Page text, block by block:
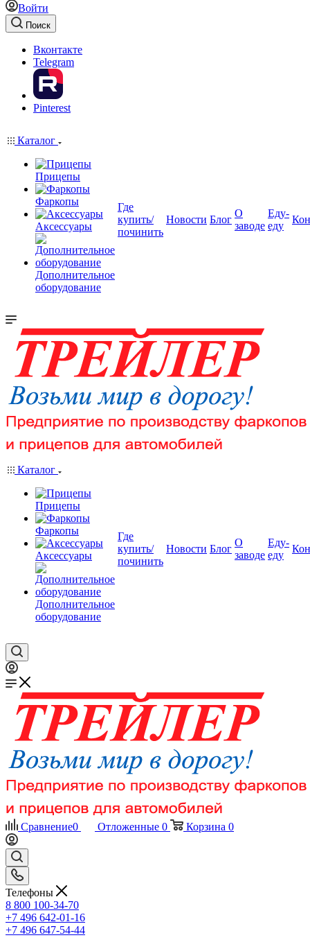
Войти
Поиск
Вконтакте
Telegram
Pinterest
Каталог
Прицепы
Фаркопы
Аксессуары
Дополнительное
оборудование
Где
купить/
починить
Новости Блог
О
заводе
Еду-
еду
Каталог
Прицепы
Фаркопы
Аксессуары
Дополнительное
оборудование
Где
купить/
починить
Новости Блог
О
заводе
Еду-
еду
Сравнение0 Отложенные 0 Корзина 0
Телефоны
8 800 100-34-70
+7 496 642-01-16
+7 496 647-54-44